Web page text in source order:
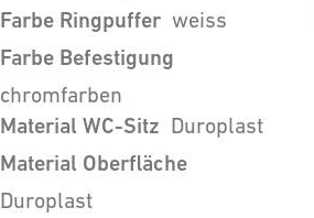
Farbe Ringpuffer weiss
Farbe Befestigung
chromfarben
Material WC-Sitz Duroplast
Material Oberfläche
Duroplast